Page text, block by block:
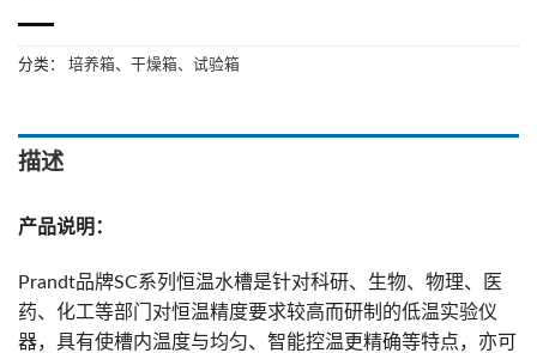
分类： 培养箱、干燥箱、试验箱
描述
产品说明：
Prandt品牌SC系列恒温水槽是针对科研、生物、物理、医
药、化工等部门对恒温精度要求较高而研制的低温实验仪
器，具有使槽内温度与均匀、智能控温更精确等特点，亦可